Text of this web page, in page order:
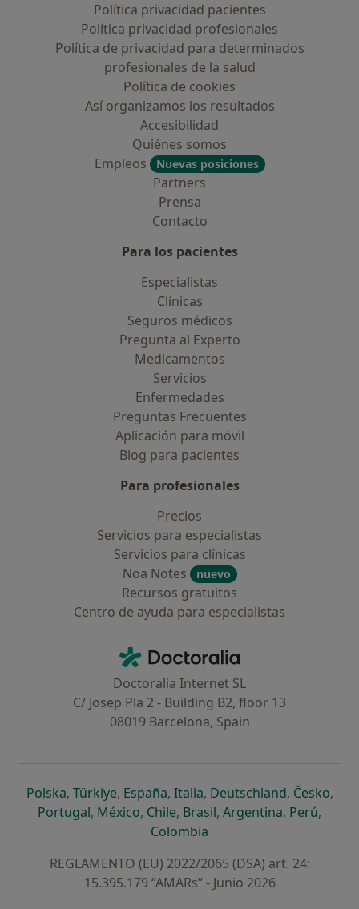
Política privacidad pacientes
Política privacidad profesionales
Política de privacidad para determinados
profesionales de la salud
Política de cookies
Así organizamos los resultados
Accesibilidad
Quiénes somos
Empleos
Nuevas posiciones
Partners
Prensa
Contacto
Para los pacientes
Especialistas
Clínicas
Seguros médicos
Pregunta al Experto
Medicamentos
Servicios
Enfermedades
Preguntas Frecuentes
Aplicación para móvil
Blog para pacientes
Para profesionales
Precios
Servicios para especialistas
Servicios para clínicas
Noa Notes
nuevo
Recursos gratuitos
Centro de ayuda para especialistas
Doctoralia - Página de inicio
Doctoralia Internet SL
C/ Josep Pla 2 - Building B2, floor 13
08019 Barcelona, Spain
Polskase abre en una nueva pestaña
, Türkiyese abre en una nueva pestaña
, Españase abre en una nueva pestaña
, Italiase abre en una nueva
, Deutschlandse abre en
, Českose
,
Portugalse abre en una nueva pestaña
, Méxicose abre en una nueva pestaña
, Chilese abre en una nueva pestaña
, Brasilse abre en una nueva
, Argentinase abre en
, Perúse
,
Colombia
REGLAMENTO (EU) 2022/2065 (DSA) art. 24:
15.395.179 “AMARs” - Junio 2026